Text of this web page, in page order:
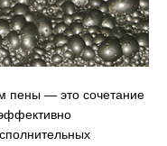
пены — это сочетание